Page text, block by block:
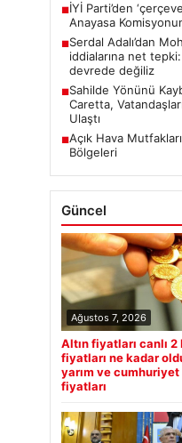
■İYİ Parti’den
Anayasa
■Serdal Adalı’dan
iddialarına net
devrede değiliz
■Sahilde Yönünü
Caretta,
Ulaştı
■Açık Hava
Bölgeleri
Güncel
Ağustos 7, 2026
Altın fiyatları canlı
fiyatları ne kadar
yarım ve cumhuriyet
fiyatları